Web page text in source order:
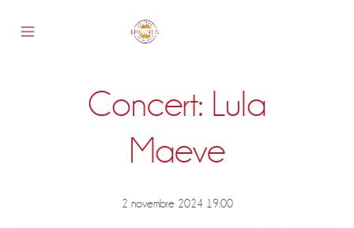
Concert: Lula
Maeve
2 novembre 2024 19:00